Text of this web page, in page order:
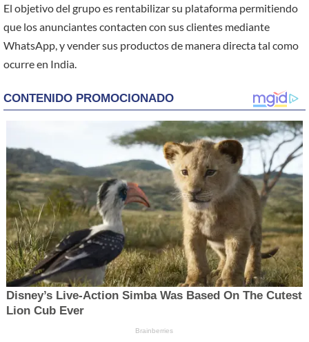
El objetivo del grupo es rentabilizar su plataforma permitiendo
que los anunciantes contacten con sus clientes mediante
WhatsApp, y vender sus productos de manera directa tal como
ocurre en India.